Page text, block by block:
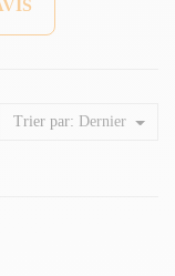
Trier par: Dernier